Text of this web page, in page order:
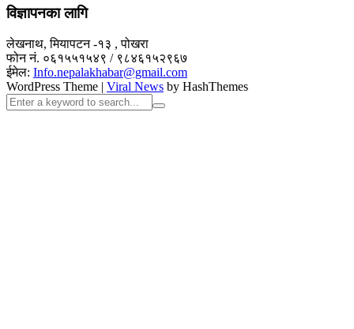
विज्ञापनका लागि
लेखनाथ, मियापटन -१३ , पोखरा
फोन नं. ०६१५५१५४९ / ९८४६१५२९६७
ईमेल: Info.nepalakhabar@gmail.com
WordPress Theme | Viral News by HashThemes